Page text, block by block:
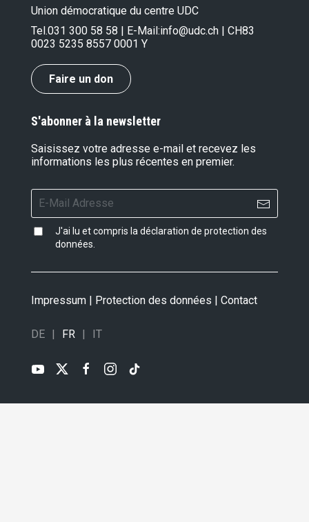
Union démocratique du centre UDC
Tel.031 300 58 58 | E-Mail:info@udc.ch | CH83
0023 5235 8557 0001 Y
Faire un don
S'abonner à la newsletter
Saisissez votre adresse e-mail et recevez les
informations les plus récentes en premier.
J'ai lu et compris la déclaration de protection des
données
Impressum Protection des données Contact
DE FR IT